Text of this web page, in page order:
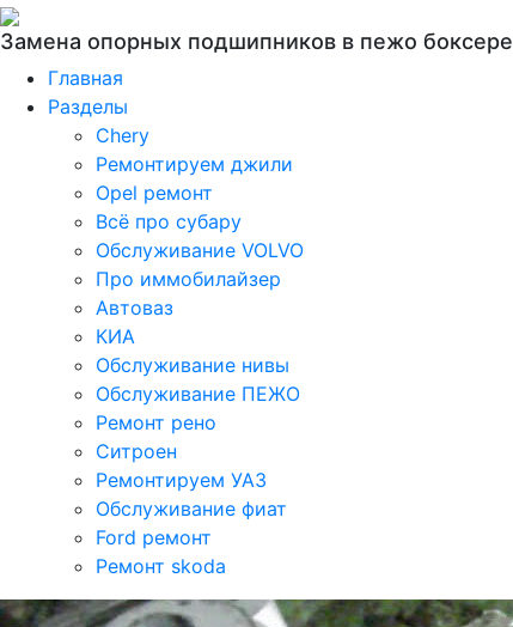
Замена опорных подшипников в пежо боксере
Главная
Разделы
Chery
Ремонтируем джили
Opel ремонт
Всё про субару
Обслуживание VOLVO
Про иммобилайзер
Автоваз
КИА
Обслуживание нивы
Обслуживание ПЕЖО
Ремонт рено
Ситроен
Ремонтируем УАЗ
Обслуживание фиат
Ford ремонт
Ремонт skoda